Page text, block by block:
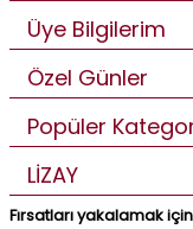
Üye Bilgilerim
Özel Günler
Popüler
LİZAY
Fırsatları yakalamak